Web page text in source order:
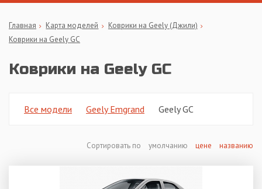
Главная Карта моделей
Коврики на Geely (Джили)
Коврики на Geely GC
Коврики на Geely GC
Все модели Geely Emgrand Geely GC
Сортировать по умолчанию цене названию